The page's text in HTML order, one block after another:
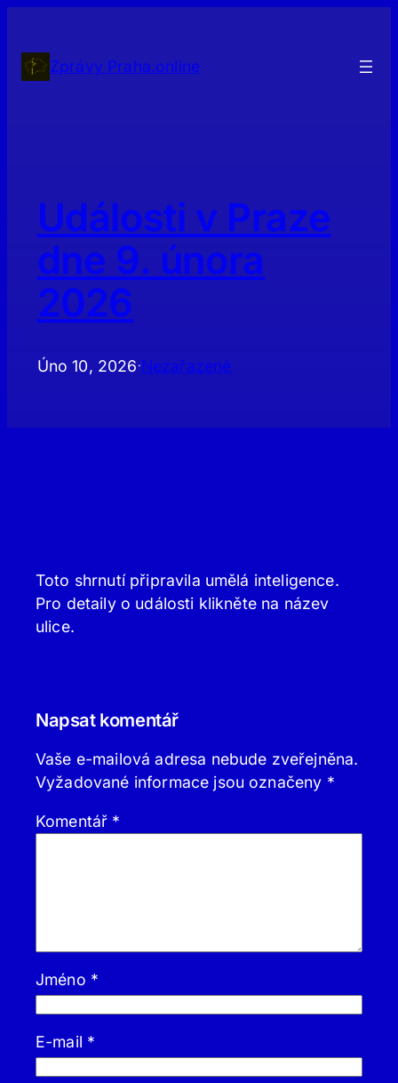
obsahZprávy Praha.online
Události v Praze
dne 9. února
2026
Úno 10, 2026 ·Nezařazené
Toto shrnutí připravila umělá inteligence.
Pro detaily o události klikněte na název
ulice.
Napsat komentář
Vaše e-mailová adresa nebude zveřejněna.
Vyžadované informace jsou označeny *
Komentář *
Jméno *
E-mail *